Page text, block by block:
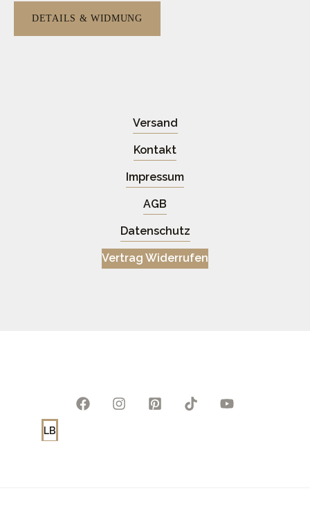
DETAILS & WIDMUNG
Versand
Kontakt
Impressum
AGB
Datenschutz
Vertrag Widerrufen
LB